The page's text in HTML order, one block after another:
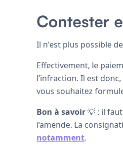
Contester
Il n'est plus possible
Effectivement, le
l’infraction. Il est
vous souhaitez
Bon à savoir💡 : il
l’amende. La
notamment.